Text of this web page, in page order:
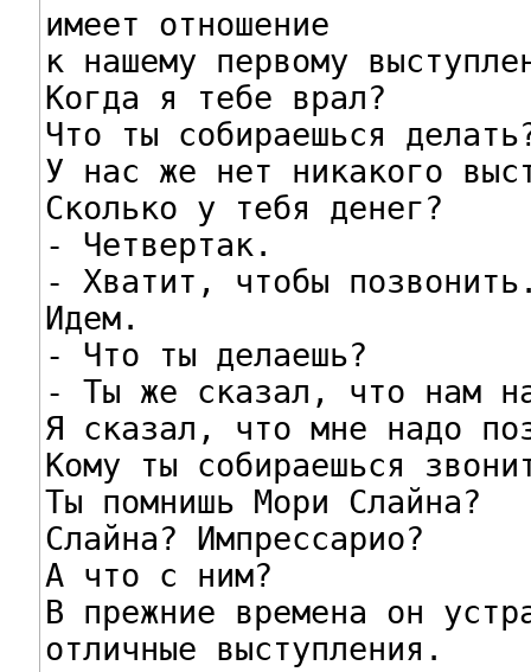
имеет отношение
к нашему первому
Когда я тебе врал?
Что ты собираешься
У нас же нет никакого
Сколько у тебя денег?
- Четвертак.
- Хватит, чтобы
Идем.
- Что ты делаешь?
- Ты же сказал, что нам
Я сказал, что мне надо
Кому ты собираешься
Ты помнишь Мори Слайна?
Слайна? Импрессарио?
А что с ним?
В прежние времена он
отличные выступления.